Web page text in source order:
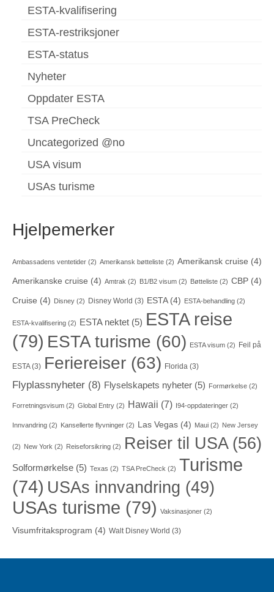
ESTA-kvalifisering
ESTA-restriksjoner
ESTA-status
Nyheter
Oppdater ESTA
TSA PreCheck
Uncategorized @no
USA visum
USAs turisme
Hjelpemerker
Ambassadens ventetider (2) Amerikansk bøtteliste (2) Amerikansk cruise (4)
Amerikanske cruise (4) Amtrak (2) B1/B2 visum (2) Bøtteliste (2) CBP (4)
Cruise (4) Disney (2) Disney World (3) ESTA(4) ESTA-behandling (2)
ESTA-kvalifisering (2) ESTA nektet (5) ESTA reise
(79) ESTA turisme (60) ESTA visum (2) Feil på
ESTA(3) Feriereiser (63) Florida (3)
Flyplassnyheter (8) Flyselskapets nyheter (5) Formørkelse (2)
Forretningsvisum (2) Global Entry (2) Hawaii (7) I94-oppdateringer (2)
Innvandring (2) Kansellerte flyvninger (2) Las Vegas (4) Maui (2) New Jersey
(2) New York (2) Reiseforsikring (2) Reiser til USA(56)
Solformørkelse (5) Texas (2) TSA PreCheck (2) Turisme
(74) USAs innvandring (49)
USAs turisme (79) Vaksinasjoner (2)
Visumfritaksprogram (4) Walt Disney World (3)